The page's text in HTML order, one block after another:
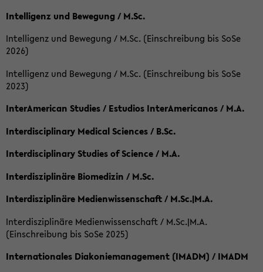
Intelligenz und Bewegung / M.Sc.
Intelligenz und Bewegung / M.Sc. (Einschreibung bis SoSe
2026)
Intelligenz und Bewegung / M.Sc. (Einschreibung bis SoSe
2023)
InterAmerican Studies / Estudios InterAmericanos / M.A.
Interdisciplinary Medical Sciences / B.Sc.
Interdisciplinary Studies of Science / M.A.
Interdisziplinäre Biomedizin / M.Sc.
Interdisziplinäre Medienwissenschaft / M.Sc.|M.A.
Interdisziplinäre Medienwissenschaft / M.Sc.|M.A.
(Einschreibung bis SoSe 2025)
Internationales Diakoniemanagement (IMADM) / IMADM